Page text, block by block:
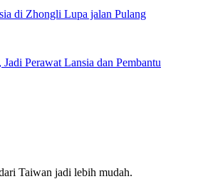
di Zhongli Lupa jalan Pulang
Perawat Lansia dan Pembantu
Taiwan jadi lebih mudah.